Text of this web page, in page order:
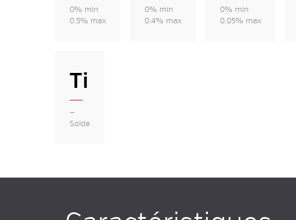
0% min
0.5% max
0% min
0.4% max
0% min
0.05% max
Ti
—
Solde